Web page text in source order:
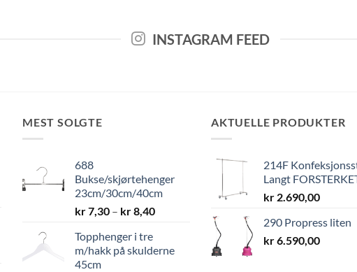
INSTAGRAM FEED
MEST SOLGTE
688
Bukse/skjørtehenger
23cm/30cm/40cm
kr7,30 – kr8,40Prisområde:
kr 8,40
Topphenger i tre
m/hakk på skulderne
45cm
AKTUELLE PRODUKTER
214F
Langt
kr 2.690,00
290 Propress liten
kr6.590,00